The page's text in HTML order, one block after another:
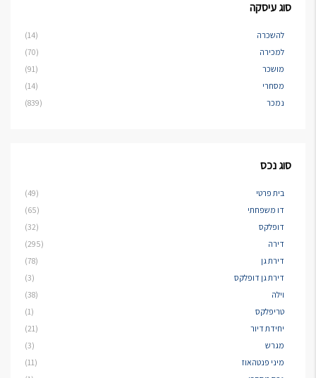
סוג עיסקה
להשכרה
(14)
למכירה
(70)
מושכר
(91)
מסחרי
(14)
נמכר
(839)
סוג נכס
בית פרטי
(49)
דו משפחתי
(65)
דופלקס
(32)
דירה
(295)
דירת גן
(78)
דירת גן דופלקס
(3)
וילה
(38)
טריפלקס
(1)
יחידת דיור
(21)
מגרש
(3)
מיני פנטהאוז
(11)